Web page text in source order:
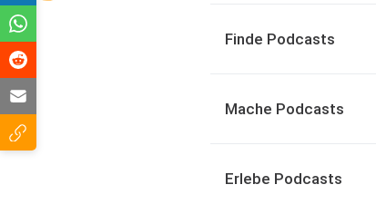
Finde Podcasts
Mache Podcasts
Erlebe Podcasts